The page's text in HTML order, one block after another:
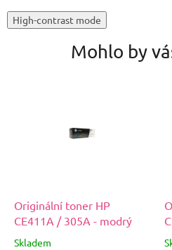
High-contrast mode
Mohlo by
Originální toner HP
CE411A / 305A - modrý
Skladem